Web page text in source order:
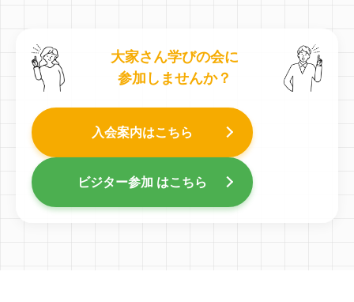
大家さん学びの会に
参加しませんか？
入会案内はこちら
ビジター参加 はこちら